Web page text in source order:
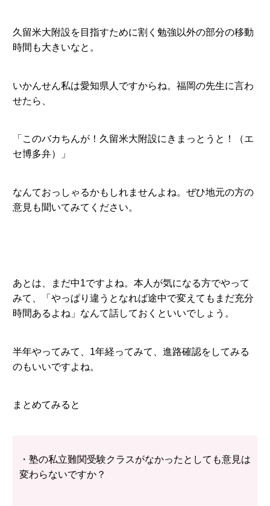
久留米大附設を目指すために割く勉強以外の部分の移動
時間も大きいなと。
いかんせん私は愛知県人ですからね。福岡の先生に言わ
せたら、
「このバカちんが！久留米大附設にきまっとうと！（エ
セ博多弁）」
なんておっしゃるかもしれませんよね。ぜひ地元の方の
意見も聞いてみてください。
あとは、まだ中1ですよね。本人が気になる方でやって
みて、「やっぱり違うとなれば途中で変えてもまだ充分
時間あるよね」なんて話しておくといいでしょう。
半年やってみて、1年経ってみて、進路確認をしてみる
のもいいですよね。
まとめてみると
・塾の私立難関受験クラスがなかったとしても意見は
変わらないですか？